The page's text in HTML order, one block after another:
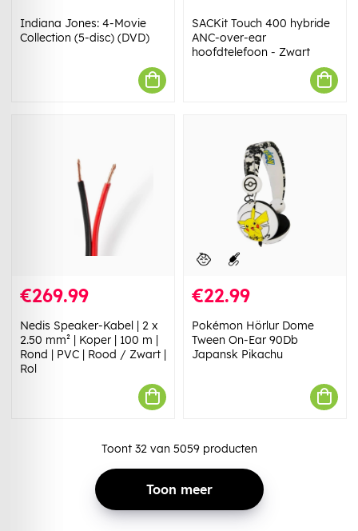
Indiana Jones: 4-Movie
Collection (5-disc) (DVD)
SACKit Touch 400 hybride
ANC-over-ear
hoofdtelefoon - Zwart
€269.99
Nedis Speaker-Kabel | 2 x
2.50 mm² | Koper | 100 m |
Rond | PVC | Rood / Zwart |
Rol
€22.99
Pokémon Hörlur Dome
Tween On-Ear 90Db
Japansk Pikachu
Toont 32van 5059producten
Toon meer